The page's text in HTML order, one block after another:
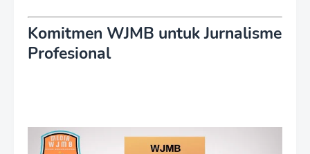
Komitmen WJMB untuk Jurnalisme
Profesional